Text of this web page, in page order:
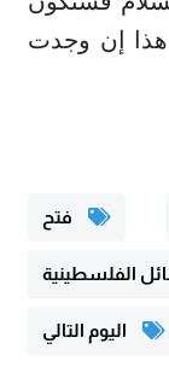
هذا إن وجدت
فتح
الفلسطينية
اليوم التالي